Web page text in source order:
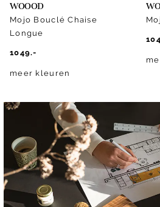
WOOOD
Mojo Bouclé Chaise
Longue
1049.-
meer kleuren